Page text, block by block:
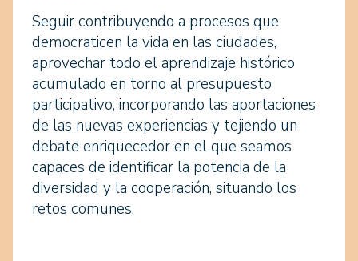
Seguir contribuyendo a procesos que
democraticen la vida en las ciudades,
aprovechar todo el aprendizaje histórico
acumulado en torno al presupuesto
participativo, incorporando las aportaciones
de las nuevas experiencias y tejiendo un
debate enriquecedor en el que seamos
capaces de identificar la potencia de la
diversidad y la cooperación, situando los
retos comunes.